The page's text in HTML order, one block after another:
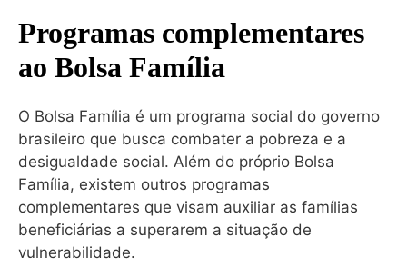
Programas complementares
ao Bolsa Família
O Bolsa Família é um programa social do governo
brasileiro que busca combater a pobreza e a
desigualdade social. Além do próprio Bolsa
Família, existem outros programas
complementares que visam auxiliar as famílias
beneficiárias a superarem a situação de
vulnerabilidade.